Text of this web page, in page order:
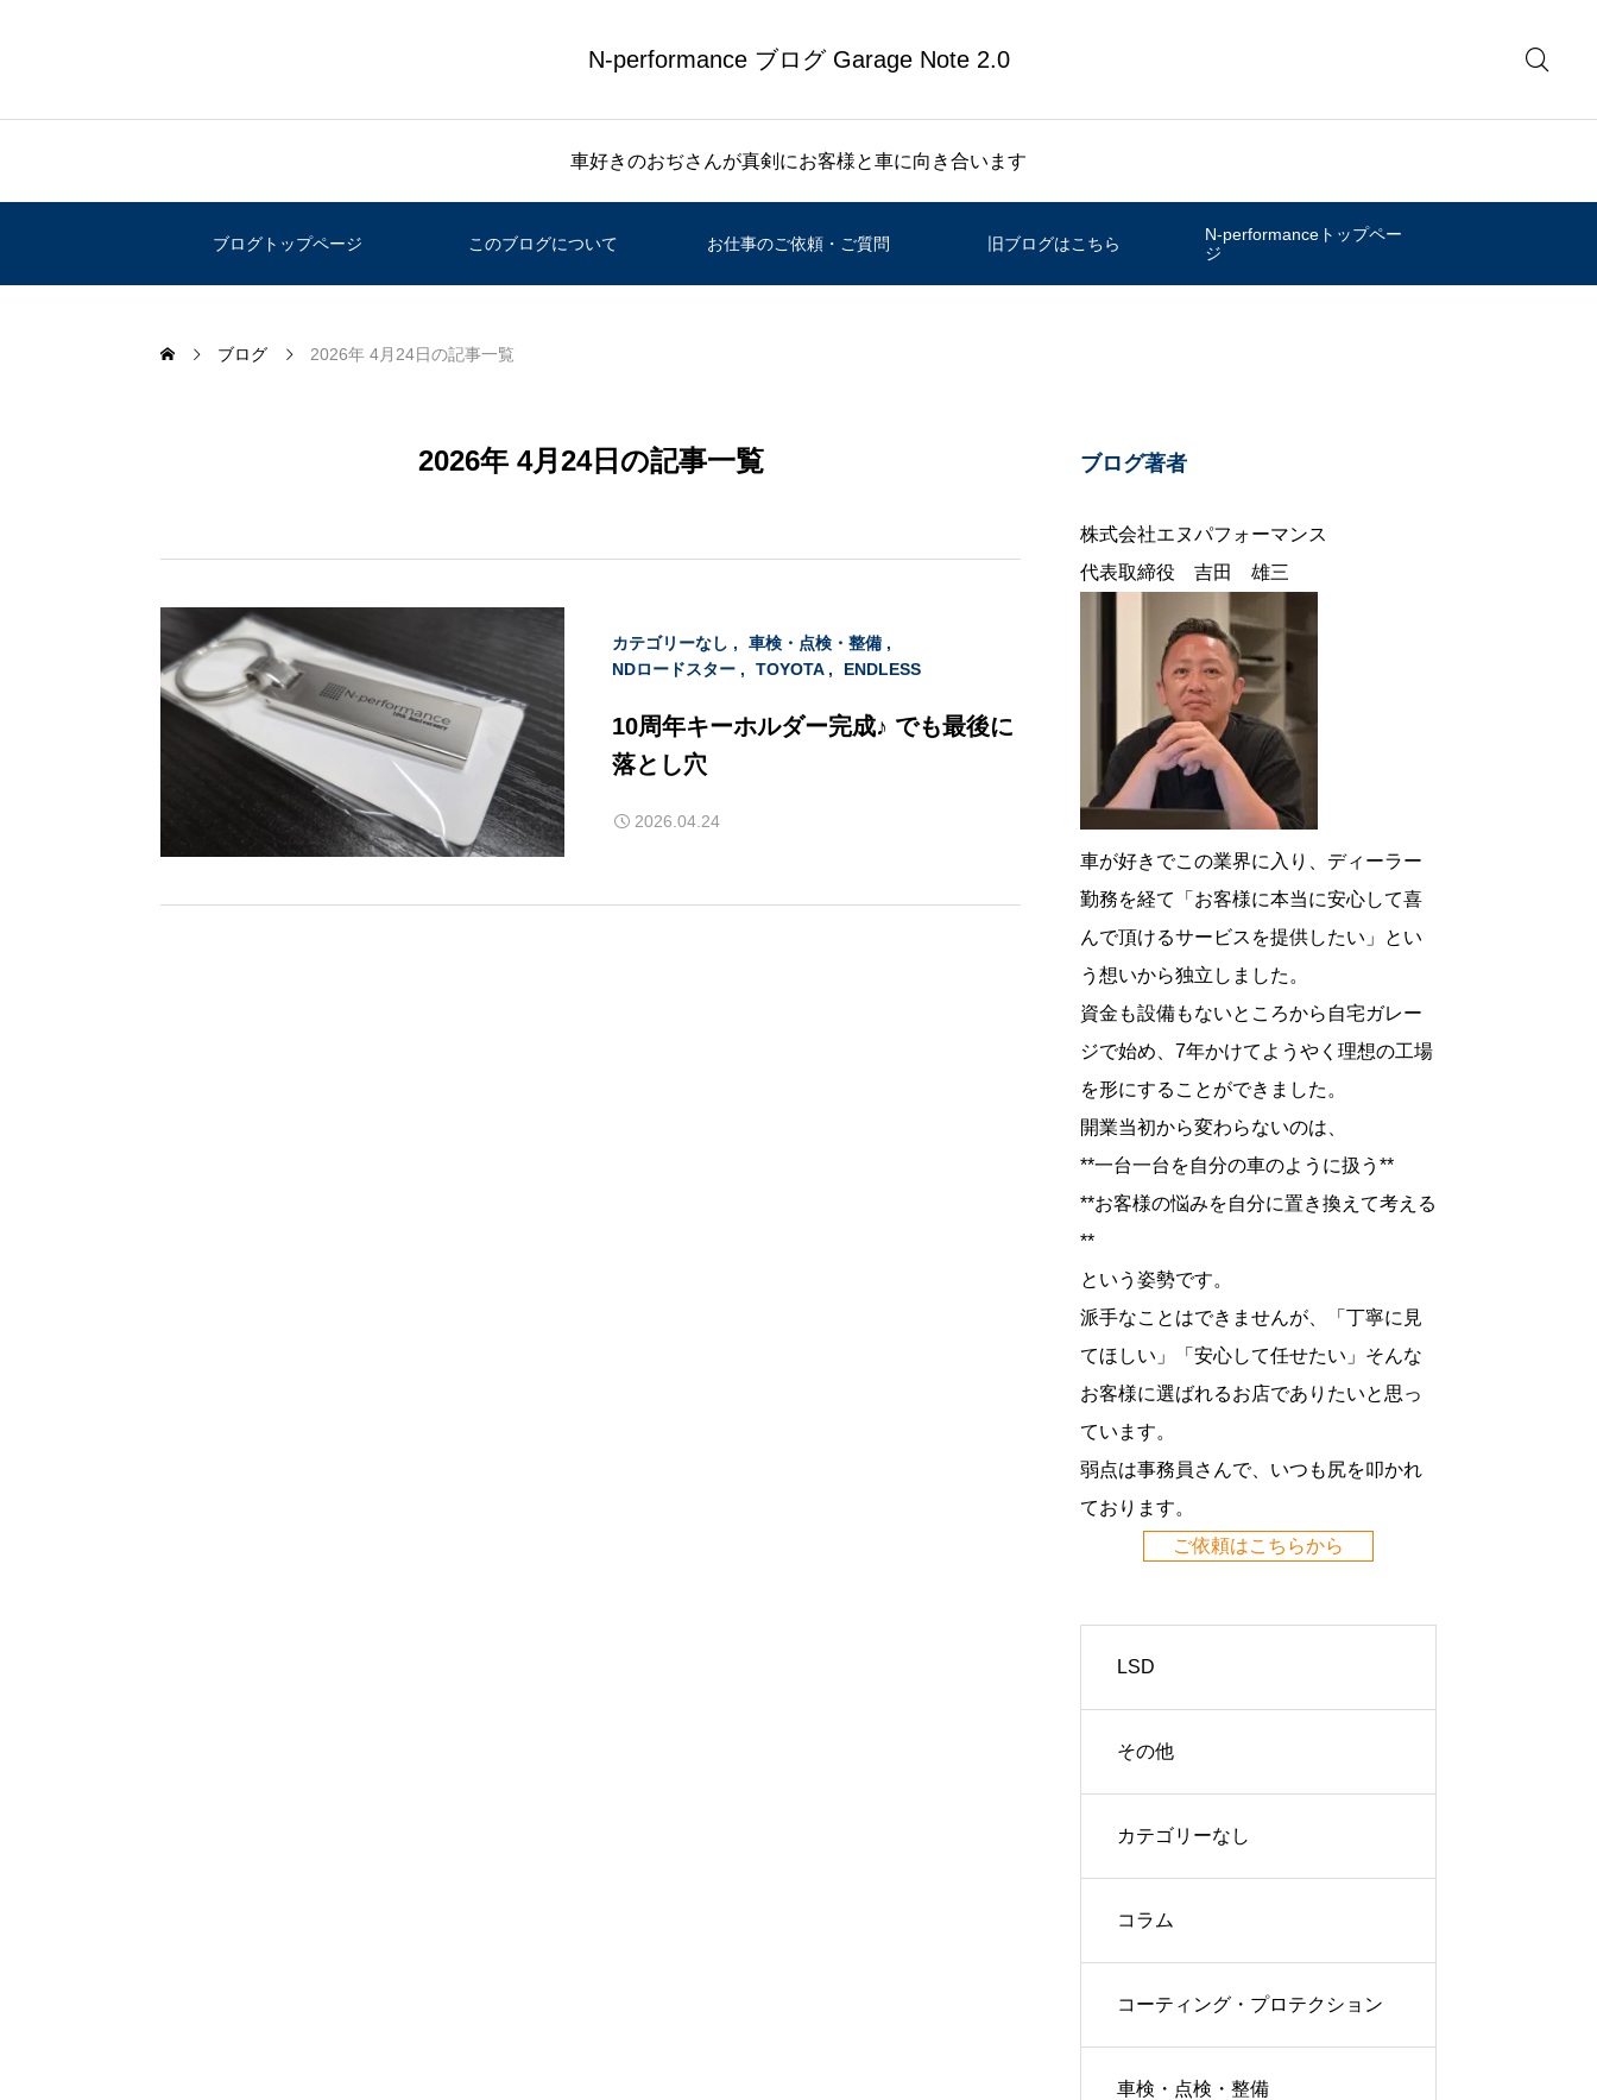
N-performance ブログ Garage Note 2.0
車好きのおぢさんが真剣にお客様と車に向き合います
ブログトップページ このブログについて お仕事のご依頼・ご質問 旧ブログはこちら
N-performanceトップペー
ジ
ブログ 2026年 4月24日の記事一覧
2026年 4月24日の記事一覧
カテゴリーなし
車検・点検・整備
NDロードスター
TOYOTA ENDLESS
10周年キーホルダー完成♪ でも最後に
落とし穴
2026.04.24
ブログ著者
株式会社エヌパフォーマンス
代表取締役 吉田 雄三
車が好きでこの業界に入り、ディーラー
勤務を経て「お客様に本当に安心して喜
んで頂けるサービスを提供したい」とい
う想いから独立しました。
資金も設備もないところから自宅ガレー
ジで始め、7年かけてようやく理想の工場
を形にすることができました。
開業当初から変わらないのは、
**一台一台を自分の車のように扱う**
**お客様の悩みを自分に置き換えて考える
**
という姿勢です。
派手なことはできませんが、「丁寧に見
てほしい」「安心して任せたい」そんな
お客様に選ばれるお店でありたいと思っ
ています。
弱点は事務員さんで、いつも尻を叩かれ
ております。
ご依頼はこちらから
LSD
その他
カテゴリーなし
コラム
コーティング・プロテクション
車検・点検・整備